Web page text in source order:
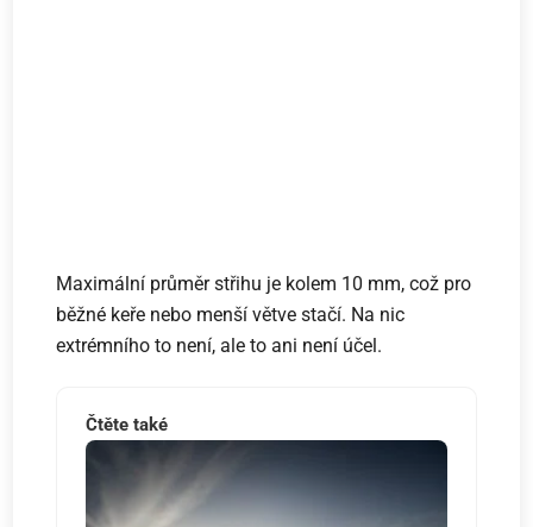
Maximální průměr střihu je kolem 10 mm, což pro
běžné keře nebo menší větve stačí. Na nic
extrémního to není, ale to ani není účel.
Čtěte také